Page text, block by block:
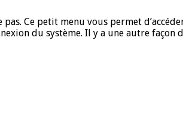
pas. Ce petit menu vous permet
du système. Il y a une autre façon